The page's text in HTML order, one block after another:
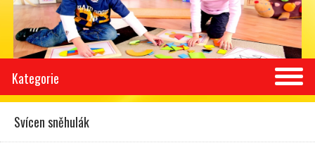
Kategorie
Svícen sněhulák